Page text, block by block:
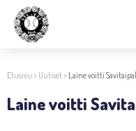
Etusivu > Uutiset> Laine voitti
Laine voitti